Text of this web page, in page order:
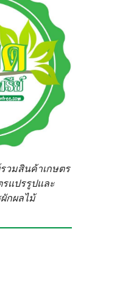
วมสินค้าเกษตร
แปรรูปและ
กผลไม้